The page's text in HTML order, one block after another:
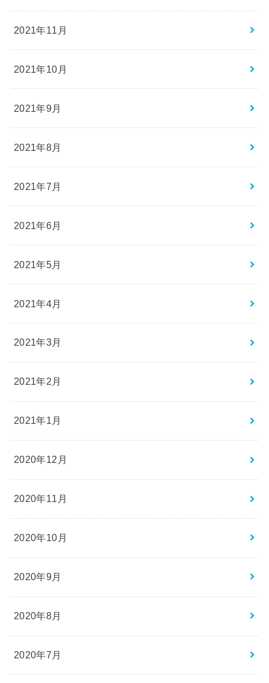
2021年11月
2021年10月
2021年9月
2021年8月
2021年7月
2021年6月
2021年5月
2021年4月
2021年3月
2021年2月
2021年1月
2020年12月
2020年11月
2020年10月
2020年9月
2020年8月
2020年7月